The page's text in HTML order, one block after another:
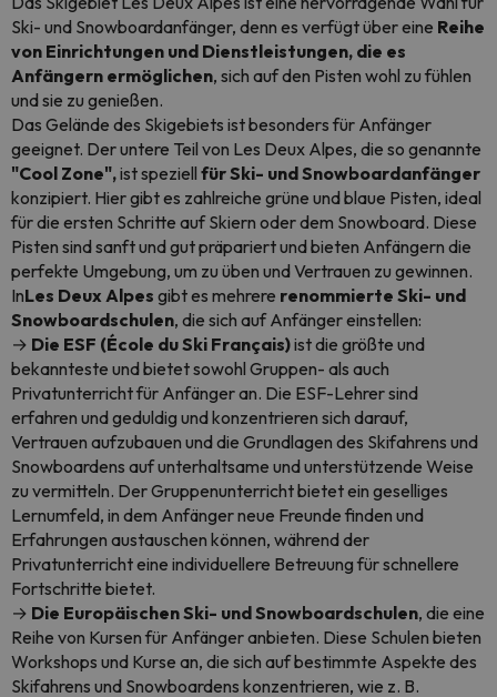
Ski- und Snowboardanfänger, denn es verfügt über eine Reihe
von Einrichtungen und Dienstleistungen, die es
Anfängern ermöglichen, sich auf den Pisten wohl zu fühlen
und sie zu genießen.
Das Gelände des Skigebiets ist besonders für Anfänger
geeignet. Der untere Teil von Les Deux Alpes, die so genannte
"Cool Zone",ist speziell für Ski- und Snowboardanfänger
konzipiert. Hier gibt es zahlreiche grüne und blaue Pisten, ideal
für die ersten Schritte auf Skiern oder dem Snowboard. Diese
Pisten sind sanft und gut präpariert und bieten Anfängern die
perfekte Umgebung, um zu üben und Vertrauen zu gewinnen.
InLes Deux Alpes gibt es mehrere renommierte Ski- und
Snowboardschulen, die sich auf Anfänger einstellen:
→ Die ESF (École du Ski Français)ist die größte und
bekannteste und bietet sowohl Gruppen- als auch
Privatunterricht für Anfänger an. Die ESF-Lehrer sind
erfahren und geduldig und konzentrieren sich darauf,
Vertrauen aufzubauen und die Grundlagen des Skifahrens und
Snowboardens auf unterhaltsame und unterstützende Weise
zu vermitteln. Der Gruppenunterricht bietet ein geselliges
Lernumfeld, in dem Anfänger neue Freunde finden und
Erfahrungen austauschen können, während der
Privatunterricht eine individuellere Betreuung für schnellere
Fortschritte bietet.
→ Die Europäischen Ski- und Snowboardschulen, die eine
Reihe von Kursen für Anfänger anbieten. Diese Schulen bieten
Workshops und Kurse an, die sich auf bestimmte Aspekte des
Skifahrens und Snowboardens konzentrieren, wie z. B.